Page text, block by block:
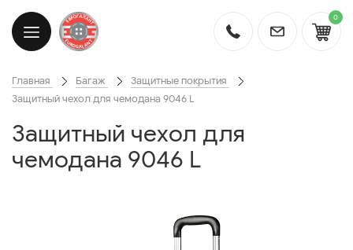
0
Главная Багаж
Защитные покрытия
Защитный чехол для чемодана 9046 L
Защитный чехол для
чемодана 9046 L